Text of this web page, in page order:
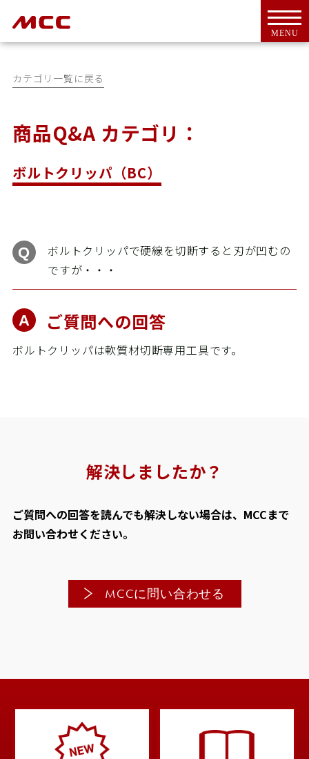
MENU
カテゴリ一覧に戻る
商品Q&A カテゴリ：
ボルトクリッパ（BC）
ボルトクリッパで硬線を切断すると刃が凹むの
ですが・・・
ご質問への回答
ボルトクリッパは軟質材切断専用工具です。
解決しましたか？
ご質問への回答を読んでも解決しない場合は、MCCまで
お問い合わせください。
MCCに問い合わせる
トップ
会社案内
CSR活動
工具・機器
動画
採用情報